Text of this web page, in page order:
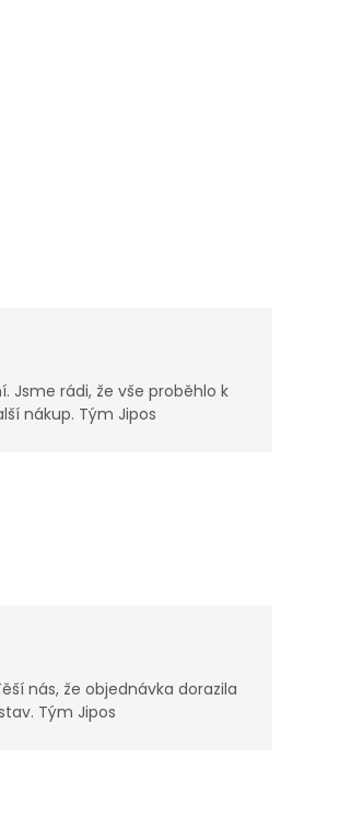
Jsme rádi, že vše proběhlo k
nákup. Tým Jipos
nás, že objednávka dorazila
Tým Jipos